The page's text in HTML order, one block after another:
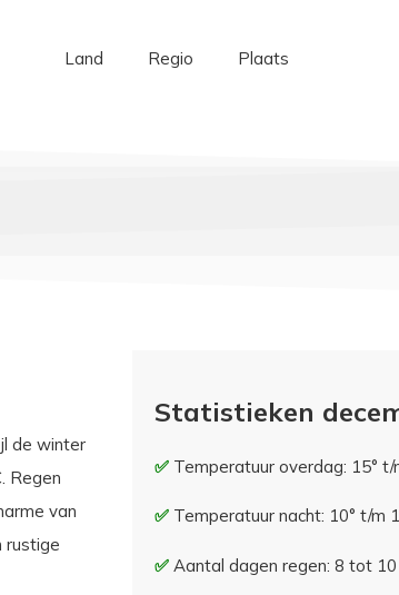
Land Regio Plaats
de winter
Regen
van
rustige
Statistieken
Temperatuur overdag: 15° t/
Temperatuur nacht: 10° t/m
Aantal dagen regen: 8 tot 10